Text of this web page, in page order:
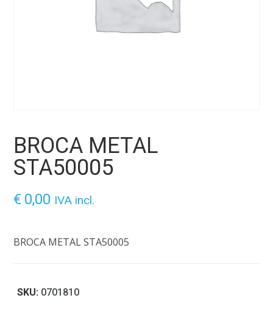
BROCA METAL
STA50005
€ 0,00 IVA incl.
BROCA METAL STA50005
SKU: 0701810